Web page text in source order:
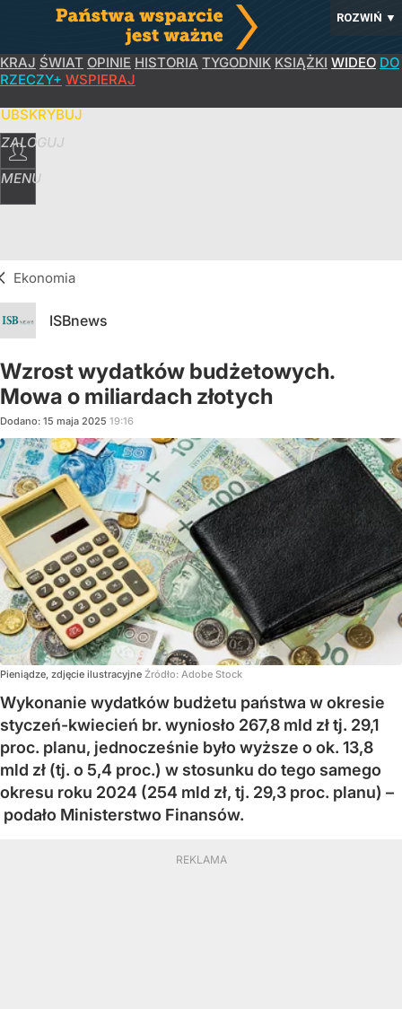
ROZWIŃ ▼
KRAJ ŚWIAT OPINIE HISTORIA TYGODNIK KSIĄŻKI WIDEO DO
RZECZY+ WSPIERAJ
ZALOGUJ
MENU
Ekonomia
ISBnews
Wzrost wydatków budżetowych.
Mowa o miliardach złotych
Dodano: 15 maja 2025 19:16
Pieniądze, zdjęcie ilustracyjne Źródło: Adobe Stock
Wykonanie wydatków budżetu państwa w okresie
styczeń-kwiecień br. wyniosło 267,8 mld zł tj. 29,1
proc. planu, jednocześnie było wyższe o ok. 13,8
mld zł (tj. o 5,4 proc.) w stosunku do tego samego
okresu roku 2024 (254 mld zł, tj. 29,3 proc. planu) –
podało Ministerstwo Finansów.